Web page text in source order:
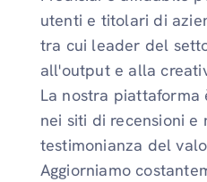
utenti e titolari di
tra cui leader del
all'output e alla
La nostra
nei siti di recensioni e
testimonianza del
Aggiorniamo